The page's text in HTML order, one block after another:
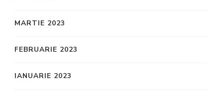
MARTIE 2023
FEBRUARIE 2023
IANUARIE 2023